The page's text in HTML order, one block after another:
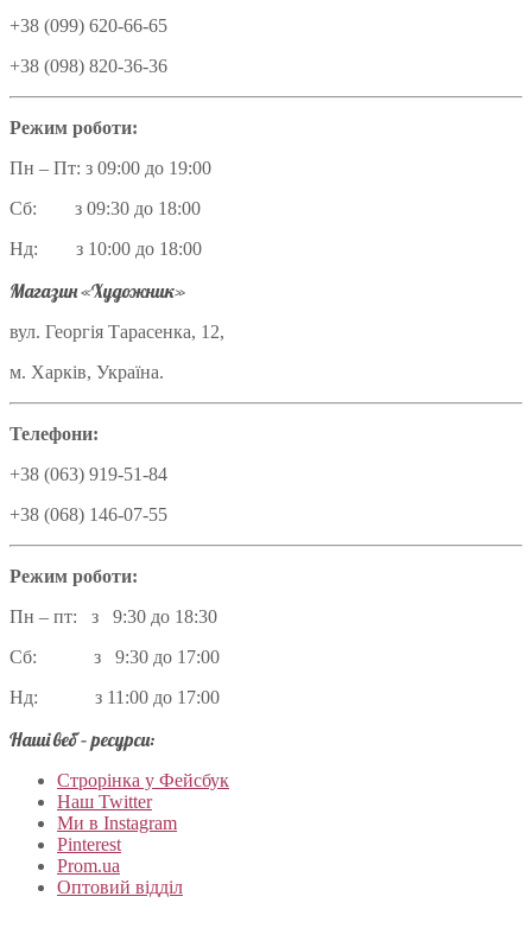
+38 (099) 620-66-65
+38 (098) 820-36-36
Режим роботи:
Пн – Пт: з 09:00 до 19:00
Сб: з 09:30 до 18:00
Нд: з 10:00 до 18:00
Магазин «Художник»
вул. Георгія Тарасенка, 12,
м. Харків, Україна.
Телефони:
+38 (063) 919-51-84
+38 (068) 146-07-55
Режим роботи:
Пн – пт: з 9:30 до 18:30
Сб: з 9:30 до 17:00
Нд: з 11:00 до 17:00
Наші веб – ресурси:
Строрінка у Фейсбук
Наш Twitter
Ми в Instagram
Pinterest
Prom.ua
Оптовий відділ